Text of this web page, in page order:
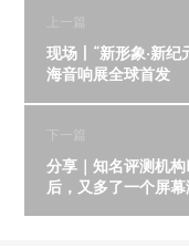
上一篇
现场丨“新形象·新
海音响展全球首发
下一篇
分享｜知名评测机构
后，又多了一个屏